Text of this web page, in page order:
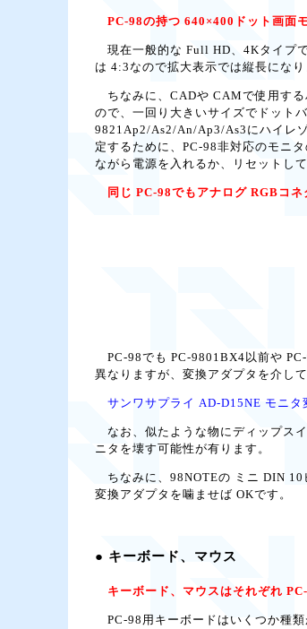
PC-98の持つ 640×400ドット画面
現在一般的な Full HD、4Kタイプ
は 4:3なので拡大表示では縦長になり
ちなみに、CADや CAMで使用す
ので、一回り大きいサイズでドット
9821Ap2/As2/An/Ap3/As3にハイレ
定するために、PC-98非対応のモニ
ながら電源を入れるか、リセットして
同じ PC-98でもアナログ RGBコネ
PC-98でも PC-9801BX4以前や
異なりますが、変換アダプタを介し
サンワサプライ AD-D15NE モニ
なお、似たような物にディップス
ニタを壊す可能性が有ります。
ちなみに、98NOTEの ミニ DIN 10
変換アダプタを噛ませば OKです。
● キーボード、マウス
キーボード、マウスはそれぞれ PC-
PC-98用キーボードはいくつか種